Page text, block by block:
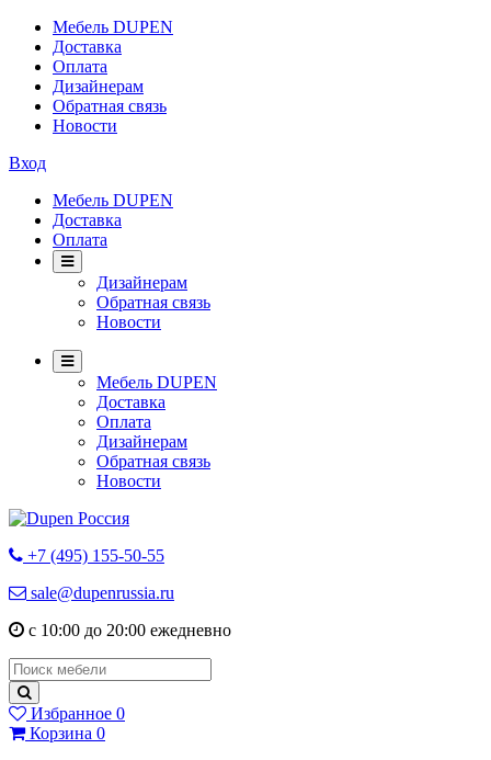
Мебель DUPEN
Доставка
Оплата
Дизайнерам
Обратная связь
Новости
Вход
Мебель DUPEN
Доставка
Оплата
Дизайнерам
Обратная связь
Новости
Мебель DUPEN
Доставка
Оплата
Дизайнерам
Обратная связь
Новости
+7 (495) 155-50-55
sale@dupenrussia.ru
с 10:00 до 20:00 ежедневно
Избранное 0
Корзина 0